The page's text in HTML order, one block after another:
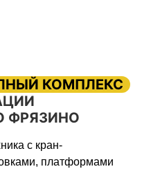
КОМПЛЕКС
ФРЯЗИНО
с кран-
платформами